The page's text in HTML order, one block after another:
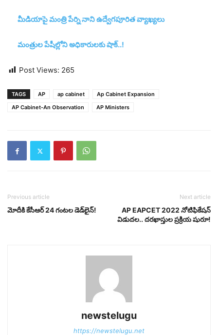
మీడియాపై మంత్రి పేర్ని నాని ఉద్వేగ‌పూరిత వ్యాఖ్య‌లు
మంత్రుల పేషీల్లోని అధికారులకు షాక్..!
Post Views: 265
TAGS AP ap cabinet
Ap Cabinet Expansion
AP Cabinet-An Observation
AP Ministers
Previous article
మోదీకి కేసీఆర్‌ 24 గంటల డెడ్‌లైన్‌!
Next article
AP EAPCET 2022 నోటిఫికేషన్‌
విడుదల.. దరఖాస్తుల ప్రక్రియ షురూ!
newstelugu
https://newstelugu.net